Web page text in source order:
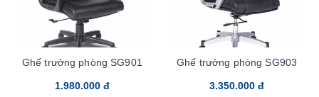
Ghế trưởng phòng SG901
1.980.000 đ
Ghế trưởng phòng SG903
3.350.000 đ